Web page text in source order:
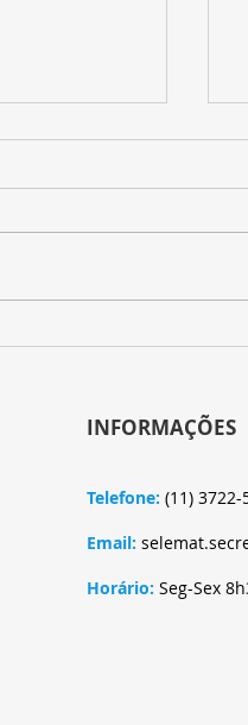
INFORMAÇÕES
Telefone: (11) 3722-
Email:
Horário: Seg-Sex